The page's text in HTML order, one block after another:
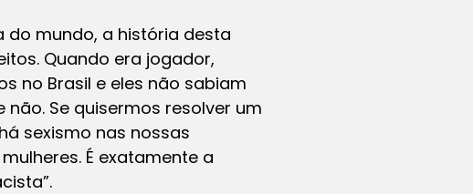
do mundo, a história desta
Quando era jogador,
no Brasil e eles não sabiam
Se quisermos resolver um
sexismo nas nossas
É exatamente a